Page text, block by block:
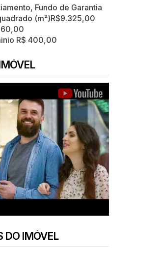
Fundo de Garantia
(m²)R$9.325,00
60,00
R$ 400,00
DO IMÓVEL